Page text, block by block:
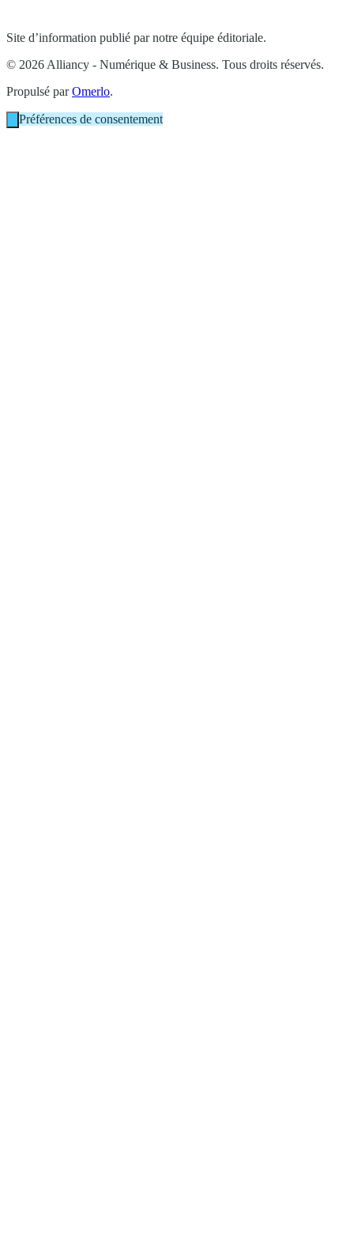
Site d’information publié par notre équipe éditoriale.
© 2026 Alliancy - Numérique & Business. Tous droits réservés.
Propulsé parOmerlo.
Préférences de consentement